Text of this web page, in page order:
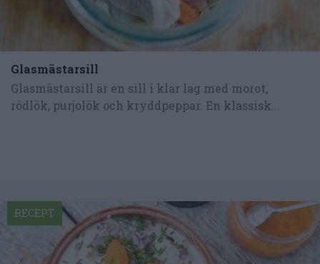
Glasmästarsill
Glasmästarsill är en sill i klar lag med morot,
rödlök, purjolök och kryddpeppar. En klassisk...
RECEPT